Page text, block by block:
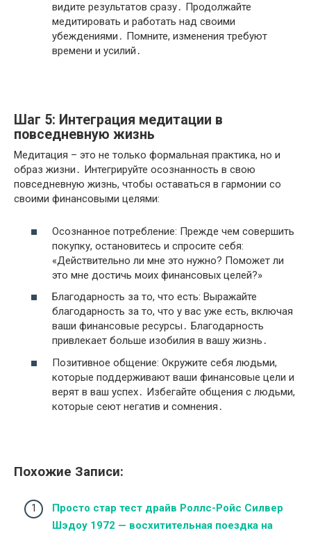
видите результатов сразу․ Продолжайте
медитировать и работать над своими
убеждениями․ Помните, изменения требуют
времени и усилий․
Шаг 5: Интеграция медитации в
повседневную жизнь
Медитация – это не только формальная практика, но и
образ жизни․ Интегрируйте осознанность в свою
повседневную жизнь, чтобы оставаться в гармонии со
своими финансовыми целями:
Осознанное потребление: Прежде чем совершить
покупку, остановитесь и спросите себя:
«Действительно ли мне это нужно? Поможет ли
это мне достичь моих финансовых целей?»
Благодарность за то, что есть: Выражайте
благодарность за то, что у вас уже есть, включая
ваши финансовые ресурсы․ Благодарность
привлекает больше изобилия в вашу жизнь․
Позитивное общение: Окружите себя людьми,
которые поддерживают ваши финансовые цели и
верят в ваш успех․ Избегайте общения с людьми,
которые сеют негатив и сомнения․
Похожие Записи:
Просто стар тест драйв Роллс-Ройс Силвер
Шэдоу 1972 — восхитительная поездка на